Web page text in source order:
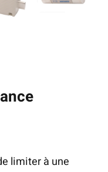
limiter à une